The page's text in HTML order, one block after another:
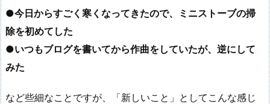
●今日からすごく寒くなってきたので、ミニストーブの掃
除を初めてした
●いつもブログを書いてから作曲をしていたが、逆にして
みた
など些細なことですが、「新しいこと」としてこんな感じ